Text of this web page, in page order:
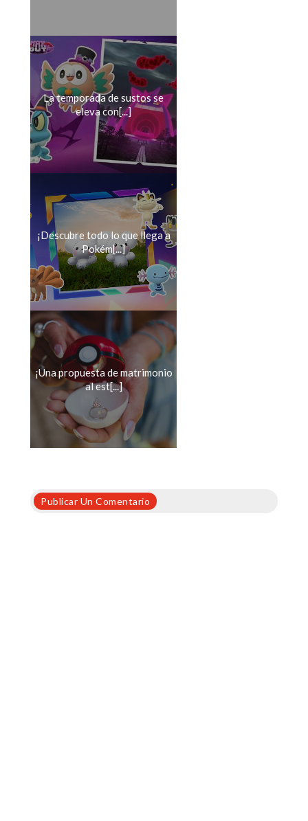
La temporada de sustos se
eleva con[...]
¡Descubre todo lo que llega a
Pokém[...]
¡Una propuesta de matrimonio
al est[...]
Publicar Un Comentario